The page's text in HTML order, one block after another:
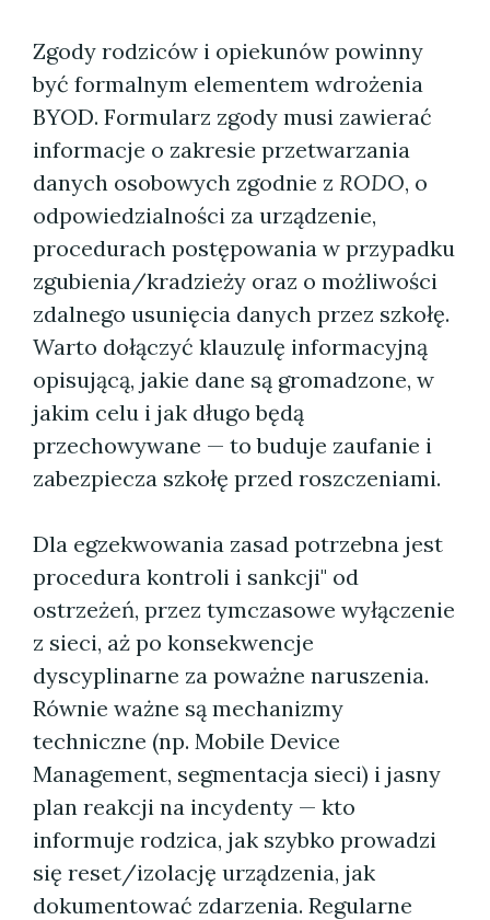
Zgody rodziców i opiekunów powinny
być formalnym elementem wdrożenia
BYOD. Formularz zgody musi zawierać
informacje o zakresie przetwarzania
danych osobowych zgodnie z RODO, o
odpowiedzialności za urządzenie,
procedurach postępowania w przypadku
zgubienia/kradzieży oraz o możliwości
zdalnego usunięcia danych przez szkołę.
Warto dołączyć klauzulę informacyjną
opisującą, jakie dane są gromadzone, w
jakim celu i jak długo będą
przechowywane — to buduje zaufanie i
zabezpiecza szkołę przed roszczeniami.
Dla egzekwowania zasad potrzebna jest
procedura kontroli i sankcji" od
ostrzeżeń, przez tymczasowe wyłączenie
z sieci, aż po konsekwencje
dyscyplinarne za poważne naruszenia.
Równie ważne są mechanizmy
techniczne (np. Mobile Device
Management, segmentacja sieci) i jasny
plan reakcji na incydenty — kto
informuje rodzica, jak szybko prowadzi
się reset/izolację urządzenia, jak
dokumentować zdarzenia. Regularne